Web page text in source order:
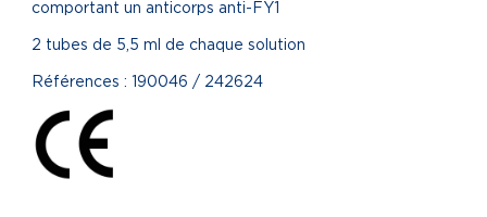
comportant un anticorps anti-FY1
2 tubes de 5,5 ml de chaque solution
Références : 190046 / 242624